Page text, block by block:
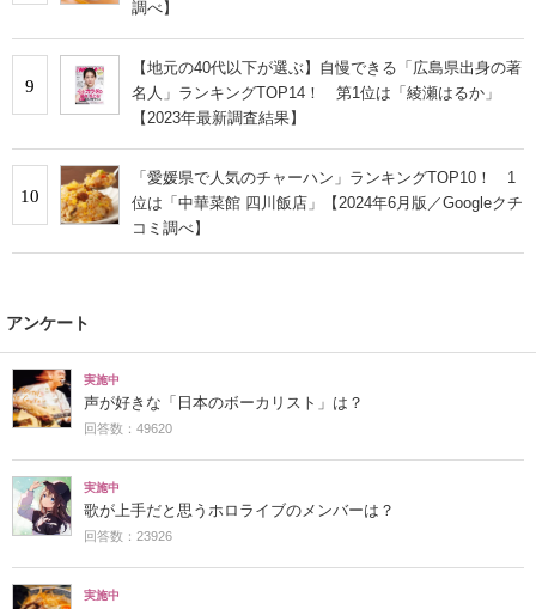
調べ】
9
【地元の40代以下が選ぶ】自慢できる「広島県出身の著
名人」ランキングTOP14！ 第1位は「綾瀬はるか」
【2023年最新調査結果】
10
「愛媛県で人気のチャーハン」ランキングTOP10！ 1
位は「中華菜館 四川飯店」【2024年6月版／Googleクチ
コミ調べ】
アンケート
実施中
声が好きな「日本のボーカリスト」は？
回答数：49620
実施中
歌が上手だと思うホロライブのメンバーは？
回答数：23926
実施中